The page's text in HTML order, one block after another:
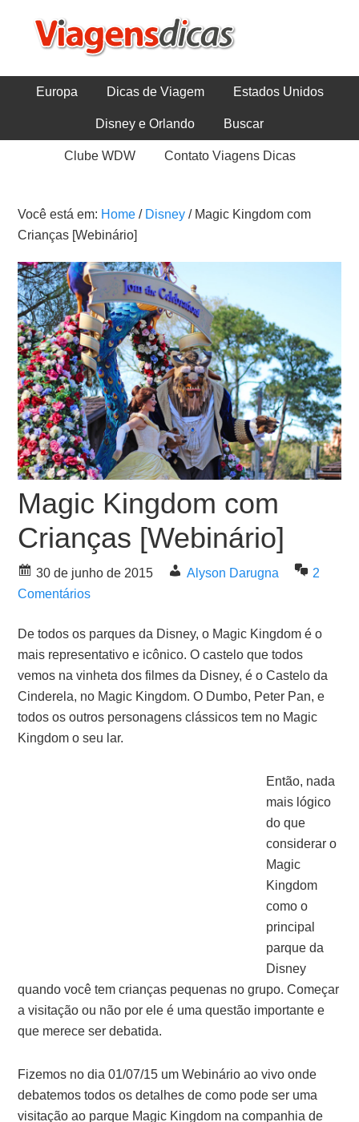
Europa Dicas de Viagem Estados Unidos
Disney e Orlando Buscar
Clube WDW Contato Viagens Dicas
Você está em: Home / Disney /Magic Kingdom com
Crianças [Webinário]
Magic Kingdom com
Crianças [Webinário]
30 de junho de 2015 Alyson Darugna
2
Comentários
De todos os parques da Disney, o Magic Kingdom é o
mais representativo e icônico. O castelo que todos
vemos na vinheta dos filmes da Disney, é o Castelo da
Cinderela, no Magic Kingdom. O Dumbo, Peter Pan, e
todos os outros personagens clássicos tem no Magic
Kingdom o seu lar.
Então, nada
mais lógico
do que
considerar o
Magic
Kingdom
como o
principal
parque da
Disney
quando você tem crianças pequenas no grupo. Começar
a visitação ou não por ele é uma questão importante e
que merece ser debatida.
Fizemos no dia 01/07/15 um Webinário ao vivo onde
debatemos todos os detalhes de como pode ser uma
visitação ao parque Magic Kingdom na companhia de